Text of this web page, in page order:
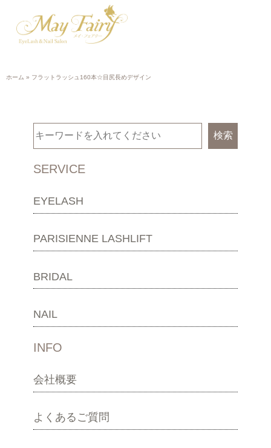
ホーム » フラットラッシュ160本☆目尻長めデザイン
検索
SERVICE
EYELASH
PARISIENNE LASHLIFT
BRIDAL
NAIL
INFO
会社概要
よくあるご質問